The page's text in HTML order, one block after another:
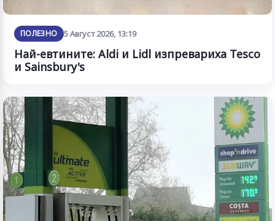
ПОЛЕЗНО 5 Август 2026, 13:19
Най-евтините: Aldi и Lidl изпревариха Tesco
и Sainsbury's